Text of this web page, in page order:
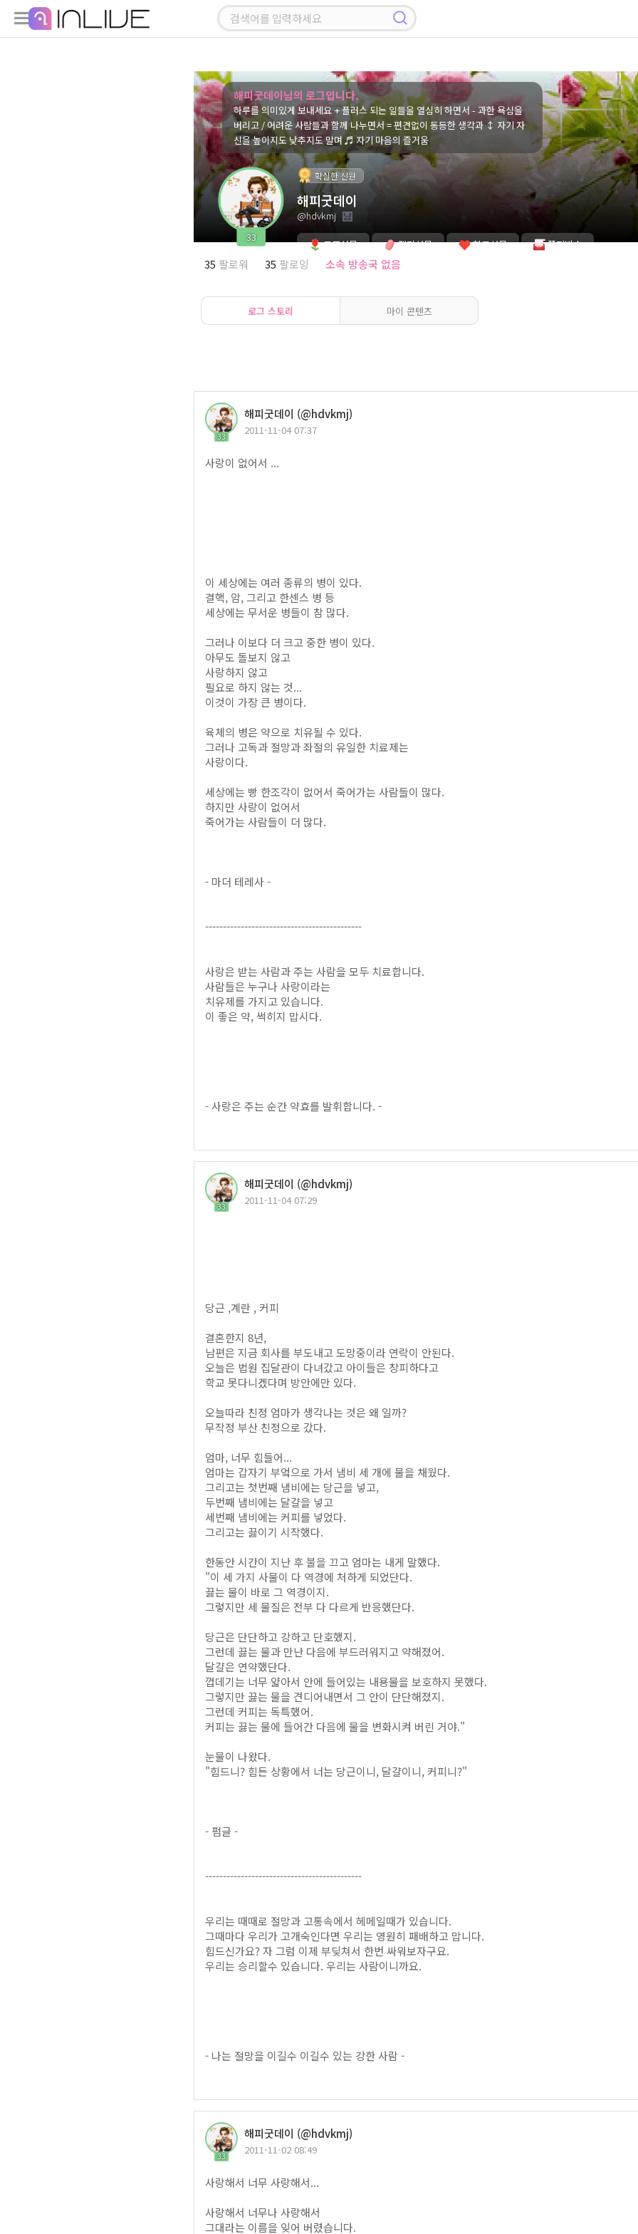
해피굿데이님의 로그입니다.
하루를 의미있게 보내세요 + 플러스 되는 일들을 열심히 하면서 - 과한 욕심을
버리고 / 어려운 사람들과 함께 나누면서 = 편견없이 동등한 생각과 ↕ 자기 자
신을 높이지도 낮추지도 말며 ♬ 자기 마음의 즐거움
33
확실한 신원
해피굿데이
@hdvkmj
로즈선물 젤리선물 하트선물 쪽지발송
35 팔로워 35 팔로잉 소속 방송국 없음
로그 스토리 마이 콘텐츠
33
해피굿데이 (@hdvkmj)
2011-11-04 07:37
사랑이 없어서 ...
이 세상에는 여러 종류의 병이 있다.
결핵, 암, 그리고 한센스 병 등
세상에는 무서운 병들이 참 많다.
그러나 이보다 더 크고 중한 병이 있다.
아무도 돌보지 않고
사랑하지 않고
필요로 하지 않는 것...
이것이 가장 큰 병이다.
육체의 병은 약으로 치유될 수 있다.
그러나 고독과 절망과 좌절의 유일한 치료제는
사랑이다.
세상에는 빵 한조각이 없어서 죽어가는 사람들이 많다.
하지만 사랑이 없어서
죽어가는 사람들이 더 많다.
- 마더 테레사 -
--------------------------------------------
사랑은 받는 사람과 주는 사람을 모두 치료합니다.
사람들은 누구나 사랑이라는
치유제를 가지고 있습니다.
이 좋은 약, 썩히지 맙시다.
- 사랑은 주는 순간 약효를 발휘합니다. -
33
해피굿데이 (@hdvkmj)
2011-11-04 07:29
당근 ,계란 , 커피
결혼한지 8년,
남편은 지금 회사를 부도내고 도망중이라 연락이 안된다.
오늘은 법원 집달관이 다녀갔고 아이들은 창피하다고
학교 못다니겠다며 방안에만 있다.
오늘따라 친정 엄마가 생각나는 것은 왜 일까?
무작정 부산 친정으로 갔다.
엄마, 너무 힘들어...
엄마는 갑자기 부엌으로 가서 냄비 세 개에 물을 채웠다.
그리고는 첫번째 냄비에는 당근을 넣고,
두번째 냄비에는 달걀을 넣고
세번째 냄비에는 커피를 넣었다.
그리고는 끓이기 시작했다.
한동안 시간이 지난 후 불을 끄고 엄마는 내게 말했다.
"이 세 가지 사물이 다 역경에 처하게 되었단다.
끓는 물이 바로 그 역경이지.
그렇지만 세 물질은 전부 다 다르게 반응했단다.
당근은 단단하고 강하고 단호했지.
그런데 끓는 물과 만난 다음에 부드러워지고 약해졌어.
달걀은 연약했단다.
껍데기는 너무 얇아서 안에 들어있는 내용물을 보호하지 못했다.
그렇지만 끓는 물을 견디어내면서 그 안이 단단해졌지.
그런데 커피는 독특했어.
커피는 끓는 물에 들어간 다음에 물을 변화시켜 버린 거야."
눈물이 나왔다.
"힘드니? 힘든 상황에서 너는 당근이니, 달걀이니, 커피니?"
- 펌글 -
--------------------------------------------
우리는 때때로 절망과 고통속에서 헤메일때가 있습니다.
그때마다 우리가 고개숙인다면 우리는 영원히 패배하고 맙니다.
힘드신가요? 자 그럼 이제 부딪쳐서 한번 싸워보자구요.
우리는 승리할수 있습니다. 우리는 사람이니까요.
- 나는 절망을 이길수 이길수 있는 강한 사람 -
33
해피굿데이 (@hdvkmj)
2011-11-02 08:49
사랑해서 너무 사랑해서...
사랑해서 너무나 사랑해서
그대라는 이름을 잊어 버렸습니다.